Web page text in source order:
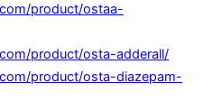
product/ostaa-
product/osta-adderall/
product/osta-diazepam-